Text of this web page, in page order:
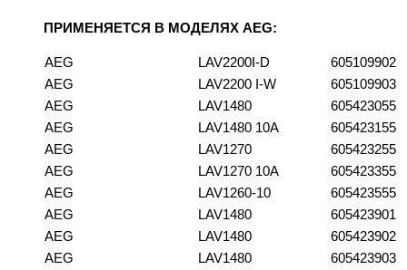
ПРИМЕНЯЕТСЯ В МОДЕЛЯХ AEG:
AEG LAV2200I-D
605109902
AEG
LAV2200 I-W
605109903
AEG
LAV1480
605423055
AEG
LAV1480 10A
605423155
AEG
LAV1270
605423255
AEG
LAV1270 10A
605423355
AEG
LAV1260-10
605423555
AEG
LAV1480
605423901
AEG
LAV1480
605423902
AEG
LAV1480
605423903